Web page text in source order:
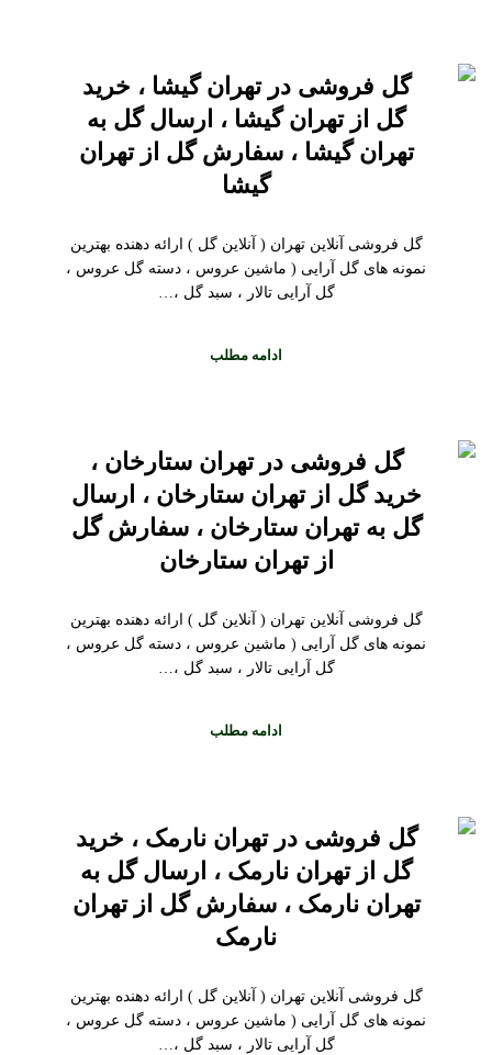
گل فروشی در تهران گیشا ، خرید
گل از تهران گیشا ، ارسال گل به
تهران گیشا ، سفارش گل از تهران
گیشا
گل فروشی آنلاین تهران ( آنلاین گل ) ارائه دهنده بهترین
نمونه های گل آرایی ( ماشین عروس ، دسته گل عروس ،
گل آرایی تالار ، سبد گل ،…
ادامه مطلب
گل فروشی در تهران ستارخان ،
خرید گل از تهران ستارخان ، ارسال
گل به تهران ستارخان ، سفارش گل
از تهران ستارخان
گل فروشی آنلاین تهران ( آنلاین گل ) ارائه دهنده بهترین
نمونه های گل آرایی ( ماشین عروس ، دسته گل عروس ،
گل آرایی تالار ، سبد گل ،…
ادامه مطلب
گل فروشی در تهران نارمک ، خرید
گل از تهران نارمک ، ارسال گل به
تهران نارمک ، سفارش گل از تهران
نارمک
گل فروشی آنلاین تهران ( آنلاین گل ) ارائه دهنده بهترین
نمونه های گل آرایی ( ماشین عروس ، دسته گل عروس ،
گل آرایی تالار ، سبد گل ،…